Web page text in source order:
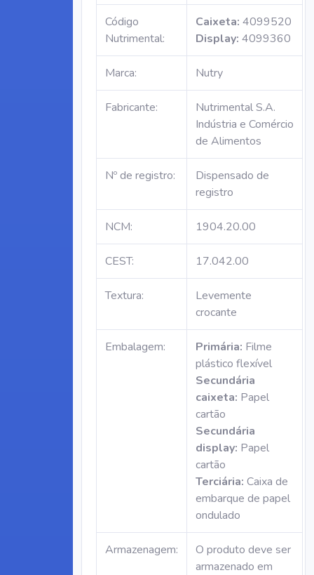
Código
Nutrimental:
Caixeta: 4099520
Display: 4099360
Marca: Nutry
Fabricante:
Nutrimental S.A.
Indústria e Comércio
de Alimentos
Nº de registro:
Dispensado de
registro
NCM: 1904.20.00
CEST: 17.042.00
Textura:
Levemente
crocante
Embalagem: Primária: Filme
plástico flexível
Secundária
caixeta: Papel
cartão
Secundária
display: Papel
cartão
Terciária: Caixa de
embarque de papel
ondulado
Armazenagem:
O produto deve ser
armazenado em